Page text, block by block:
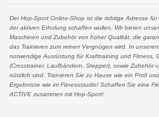
Der Hop-Sport Online-Shop ist die richtige Adresse
der aktiven Erholung schaffen wollen. Wir bieten
Maschinen und Zubehör von hoher Qualität, die
das Trainieren zum reinen Vergnügen wird. In
notwendige Ausrüstung für Krafttraining und Fitness,
(Crosstrainer, Laufbändern, Stepper), sowie Zubehör
nützlich sind. Trainieren Sie zu Hause wie ein Profi
Ergebnisse wie im Fitnessstudio! Schaffen Sie eine
ACTIVE zusammen mit Hop-Sport!